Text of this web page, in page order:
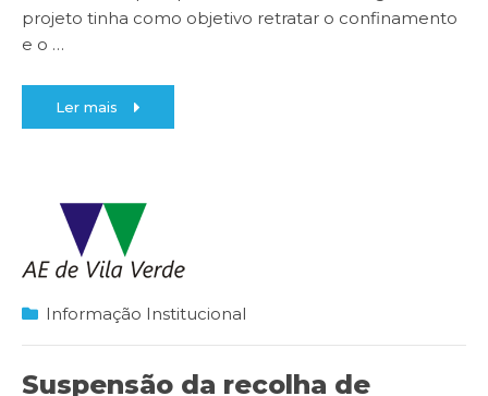
projeto tinha como objetivo retratar o confinamento
e o …
Ler mais
Informação Institucional
Suspensão da recolha de